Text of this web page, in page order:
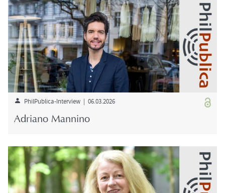
PhilPublica-​Interview | 06.03.2026
Adria­no Man­ni­no